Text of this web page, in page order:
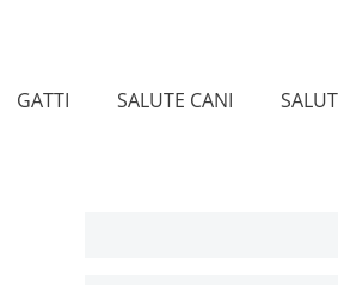
GATTI SALUTE CANI